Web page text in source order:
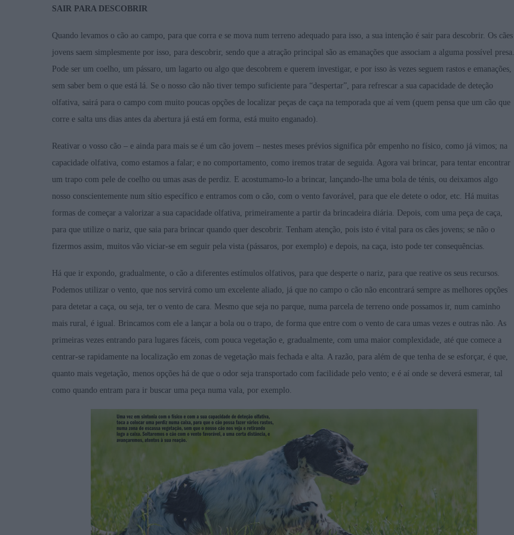
SAIR PARA DESCOBRIR
Quando levamos o cão ao campo, para que corra e se mova num terreno adequado para isso, a sua intenção é sair para descobrir. Os cães
jovens saem simplesmente por isso, para descobrir, sendo que a atração principal são as emanações que associam a alguma possível presa.
Pode ser um coelho, um pássaro, um lagarto ou algo que descobrem e querem investigar, e por isso às vezes seguem rastos e emanações,
sem saber bem o que está lá. Se o nosso cão não tiver tempo suficiente para “despertar”, para refrescar a sua capacidade de deteção
olfativa, sairá para o campo com muito poucas opções de localizar peças de caça na temporada que aí vem (quem pensa que um cão que
corre e salta uns dias antes da abertura já está em forma, está muito enganado).
Reativar o vosso cão – e ainda para mais se é um cão jovem – nestes meses prévios significa pôr empenho no físico, como já vimos; na
capacidade olfativa, como estamos a falar; e no comportamento, como iremos tratar de seguida. Agora vai brincar, para tentar encontrar
um trapo com pele de coelho ou umas asas de perdiz. E acostumamo-lo a brincar, lançando-lhe uma bola de ténis, ou deixamos algo
nosso conscientemente num sítio específico e entramos com o cão, com o vento favorável, para que ele detete o odor, etc. Há muitas
formas de começar a valorizar a sua capacidade olfativa, primeiramente a partir da brincadeira diária. Depois, com uma peça de caça,
para que utilize o nariz, que saia para brincar quando quer descobrir. Tenham atenção, pois isto é vital para os cães jovens; se não o
fizermos assim, muitos vão viciar-se em seguir pela vista (pássaros, por exemplo) e depois, na caça, isto pode ter consequências.
Há que ir expondo, gradualmente, o cão a diferentes estímulos olfativos, para que desperte o nariz, para que reative os seus recursos.
Podemos utilizar o vento, que nos servirá como um excelente aliado, já que no campo o cão não encontrará sempre as melhores opções
para detetar a caça, ou seja, ter o vento de cara. Mesmo que seja no parque, numa parcela de terreno onde possamos ir, num caminho
mais rural, é igual. Brincamos com ele a lançar a bola ou o trapo, de forma que entre com o vento de cara umas vezes e outras não. As
primeiras vezes entrando para lugares fáceis, com pouca vegetação e, gradualmente, com uma maior complexidade, até que comece a
centrar-se rapidamente na localização em zonas de vegetação mais fechada e alta. A razão, para além de que tenha de se esforçar, é que,
quanto mais vegetação, menos opções há de que o odor seja transportado com facilidade pelo vento; e é aí onde se deverá esmerar, tal
como quando entram para ir buscar uma peça numa vala, por exemplo.